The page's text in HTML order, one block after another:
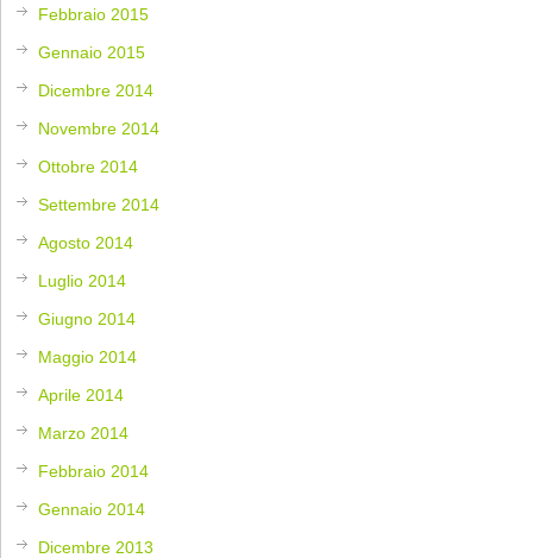
Febbraio 2015
Gennaio 2015
Dicembre 2014
Novembre 2014
Ottobre 2014
Settembre 2014
Agosto 2014
Luglio 2014
Giugno 2014
Maggio 2014
Aprile 2014
Marzo 2014
Febbraio 2014
Gennaio 2014
Dicembre 2013